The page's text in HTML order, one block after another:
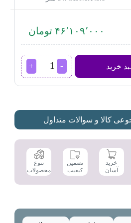
۴۶٬۱۰۹٬۰۰۰ تومان
خرید
مایکروویو
ال
عدد
کالا و سوالات متداول
خرید
آسان
تضمین
کیفیت
تنوع
محصولات